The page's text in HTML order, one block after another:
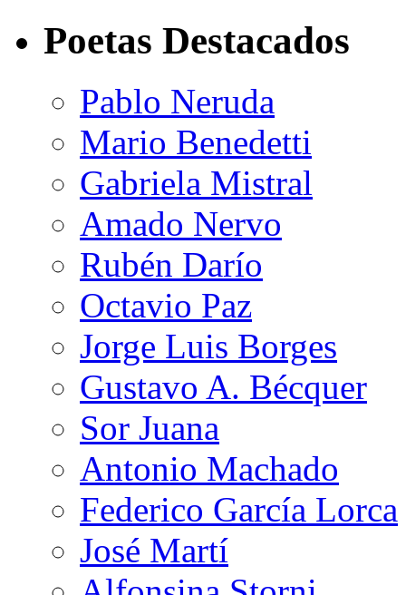
Poetas Destacados
Pablo Neruda
Mario Benedetti
Gabriela Mistral
Amado Nervo
Rubén Darío
Octavio Paz
Jorge Luis Borges
Gustavo A. Bécquer
Sor Juana
Antonio Machado
Federico García Lorca
José Martí